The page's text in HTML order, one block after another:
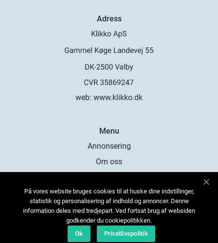
Adress
web: www.klikko.dk
Menu
Annonsering
Om oss
Kontakta oss
Sitemap
På vores website bruges cookies til at huske dine indstillinger,
statistik og personalisering af indhold og annoncer. Denne
information deles med tredjepart. Ved fortsat brug af websiden
godkender du cookiepolitikken.
Ok
Privatlivspolitik